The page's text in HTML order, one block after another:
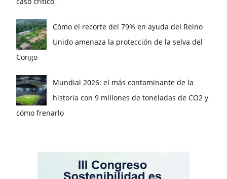
Cómo el recorte del 79% en ayuda del Reino
Unido amenaza la protección de la selva del
Congo
Mundial 2026: el más contaminante de la
historia con 9 millones de toneladas de CO2 y
cómo frenarlo